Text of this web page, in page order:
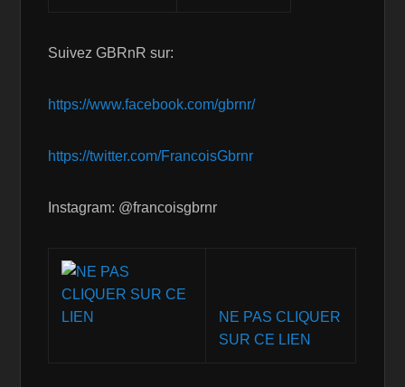
Suivez GBRnR sur:
https://www.facebook.com/gbrnr/
https://twitter.com/FrancoisGbrnr
Instagram: @francoisgbrnr
NE PAS CLIQUER
SUR CE LIEN